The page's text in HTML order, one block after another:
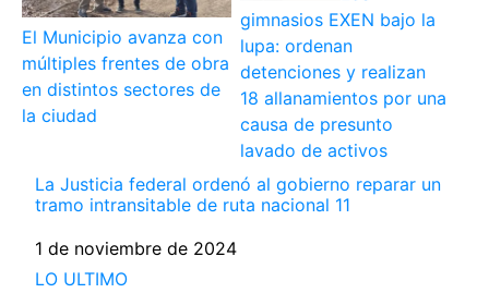
El Municipio avanza con
múltiples frentes de obra
en distintos sectores de
la ciudad
gimnasios EXEN bajo la
lupa: ordenan
detenciones y realizan
18 allanamientos por una
causa de presunto
lavado de activos
La Justicia federal ordenó al gobierno reparar un
tramo intransitable de ruta nacional 11
Fecha
1 de noviembre de 2024
Respecto a
LO ULTIMO